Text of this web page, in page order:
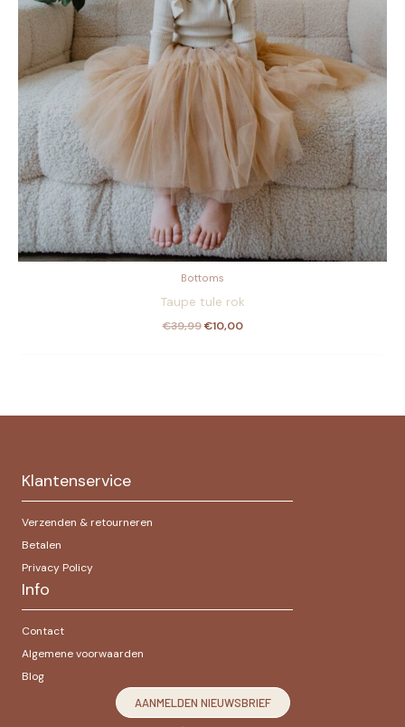
Bottoms
Taupe tule rok
€39,99 Oorspronkelijke
€10,00Huidige
Klantenservice
Verzenden & retourneren
Betalen
Privacy Policy
Info
Contact
Algemene voorwaarden
Blog
AANMELDEN NIEUWSBRIEF